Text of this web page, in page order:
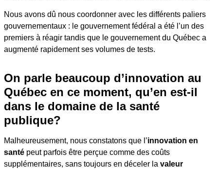
Nous avons dû nous coordonner avec les différents paliers
gouvernementaux : le gouvernement fédéral a été l’un des
premiers à réagir tandis que le gouvernement du Québec a
augmenté rapidement ses volumes de tests.
On parle beaucoup d’innovation au
Québec en ce moment, qu’en est-il
dans le domaine de la santé
publique?
Malheureusement, nous constatons que l’innovation en
santé peut parfois être perçue comme des coûts
supplémentaires, sans toujours en déceler la valeur